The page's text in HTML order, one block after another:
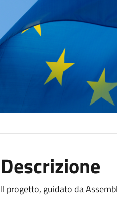
Descrizione
Il progetto, guidato da